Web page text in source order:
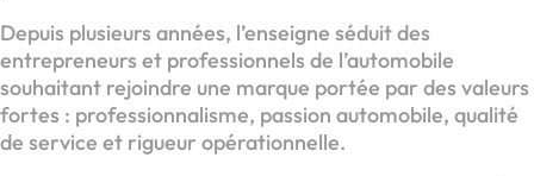
Depuis plusieurs années, l’enseigne séduit des
entrepreneurs et professionnels de l’automobile
souhaitant rejoindre une marque portée par des valeurs
fortes : professionnalisme, passion automobile, qualité
de service et rigueur opérationnelle.